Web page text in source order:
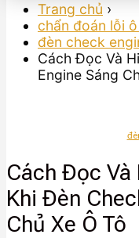
Trang chủ ›
chẩn đoán lỗi
đèn check
Cách Đọc Và
Engine Sáng
Cách Đọc Và
Khi Đèn
Chủ Xe Ô Tô